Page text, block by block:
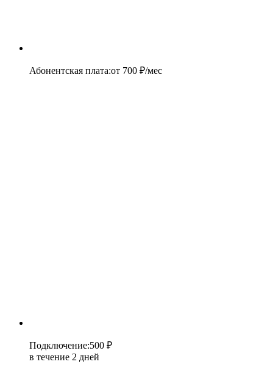
Абонентская плата:от 700 ₽/мес
Подключение:500 ₽
в течение 2 дней